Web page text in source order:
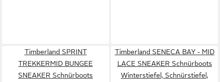
Timberland SPRINT
TREKKERMID BUNGEE
SNEAKER Schnürboots
Timberland SENECA BAY - MID
LACE SNEAKER Schnürboots
Winterstiefel, Schnürstiefel,